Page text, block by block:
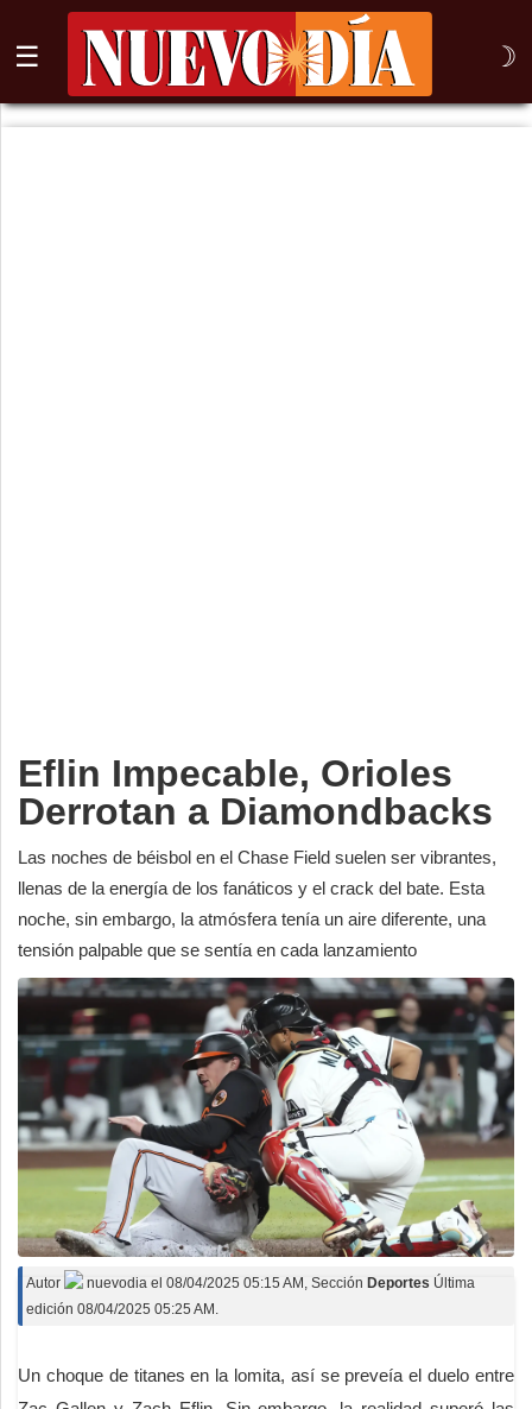
☰ ☽
⌕
Eflin Impecable, Orioles
Derrotan a Diamondbacks
Las noches de béisbol en el Chase Field suelen ser vibrantes,
llenas de la energía de los fanáticos y el crack del bate. Esta
noche, sin embargo, la atmósfera tenía un aire diferente, una
tensión palpable que se sentía en cada lanzamiento
Autor nuevodia el 08/04/2025 05:15 AM , Sección Deportes Última
edición 08/04/2025 05:25 AM.
Un choque de titanes en la lomita, así se preveía el duelo entre